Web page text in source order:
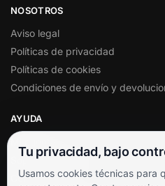
NOSOTROS
Aviso legal
Políticas de privacidad
Políticas de cookies
Condiciones de envío y
AYUDA
Soporte al cliente
Contacto
Tu privacidad, bajo
Usamos cookies técnicas para